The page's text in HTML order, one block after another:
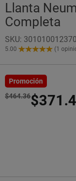
Llanta
Completa
SKU:
5.00
5.00
Estrellas!
(1
Promoción
$464.36